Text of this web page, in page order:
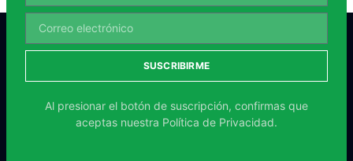
SUSCRIBIRME
Al presionar el botón de suscripción, confirmas que
aceptas nuestra Política de Privacidad.